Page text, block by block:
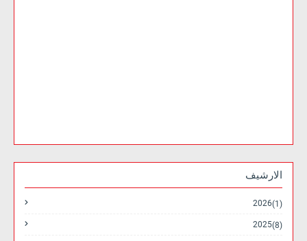
الارشيف
2026 (1)
2025 (8)